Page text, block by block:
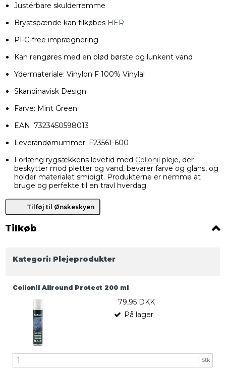
Justérbare skulderremme
Brystspænde kan tilkøbes HER
PFC-free imprægnering
Kan rengøres med en blød børste og lunkent vand
Ydermateriale: Vinylon F 100% Vinylal
Skandinavisk Design
Farve: Mint Green
EAN: 7323450598013
Leverandørnummer: F23561-600
Forlæng rygsækkens levetid med Collonil pleje, der
beskytter mod pletter og vand, bevarer farve og glans, og
holder materialet smidigt. Produkterne er nemme at
bruge og perfekte til en travl hverdag.
Tilføj til Ønskeskyen
Tilkøb
Kategori: Plejeprodukter
Collonil Allround Protect 200 ml
79,95 DKK
På lager
Stk